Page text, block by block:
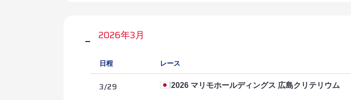
2026年3月
日程 レース
3/29 2026 マリモホールディングス 広島クリテリウム